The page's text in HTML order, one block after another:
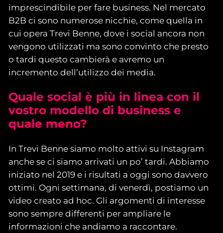
imprescindibile per fare business. Nel mercato
B2B ci sono numerose nicchie, come quella in
cui opera Trevi Benne, dove i social ancora non
vengono utilizzati ma sono convinto che presto
o tardi questo cambierà e avremo un
incremento dell’utilizzo dei media.
Quale social è più in linea con il
vostro modello di business e
quale meno?
In Trevi Benne siamo molto attivi su Instagram
anche se ci siamo arrivati un po’ tardi. Abbiamo
iniziato nel 2019 e i risultati a oggi sono davvero
ottimi. Ogni settimana, di venerdì, postiamo un
video creato ad hoc. Gli argomenti di interesse
sono sempre differenti per ampliare le
informazioni che andiamo a raccontare.